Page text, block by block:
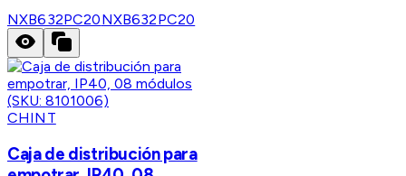
NXB632PC20NXB632PC20
CHINT
Caja de distribución para